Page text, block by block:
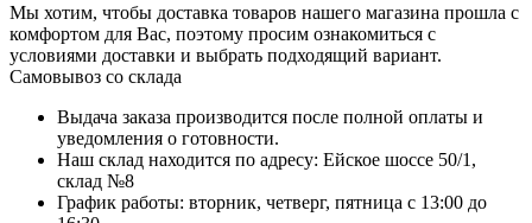
Мы хотим, чтобы доставка товаров нашего магазина прошла с
комфортом для Вас, поэтому просим ознакомиться с
условиями доставки и выбрать подходящий вариант.
Самовывоз со склада
Выдача заказа производится после полной оплаты и
уведомления о готовности.
Наш склад находится по адресу: Ейское шоссе 50/1,
склад №8
График работы: вторник, четверг, пятница с 13:00 до